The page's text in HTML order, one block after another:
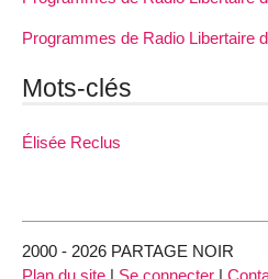
Programmes de Radio Libertaire
Mots-clés
Élisée Reclus
2000 - 2026 PARTAGE NOIR
Plan du site | Se connecter |